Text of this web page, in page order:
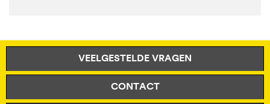
VEELGESTELDE VRAGEN
CONTACT